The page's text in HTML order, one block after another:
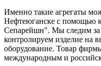
Именно такие агрегаты
Нефтеюганске с
Сепарейшн". Мы следим за
контролируем изделие на
оборудование. Товар
международным и